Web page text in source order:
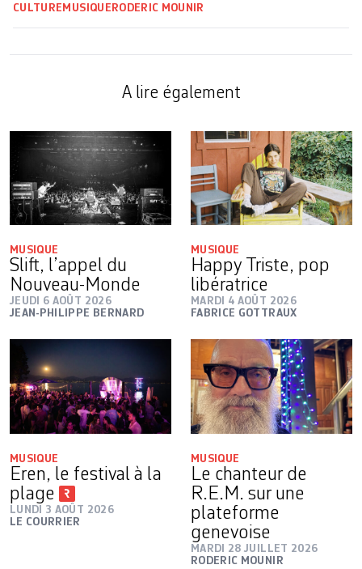
CULTURE MUSIQUE RODERIC MOUNIR
A lire également
MUSIQUE
Slift, l’appel du
Nouveau-Monde
JEUDI 6 AOÛT 2026
JEAN-PHILIPPE BERNARD
MUSIQUE
Happy Triste, pop
libératrice
MARDI 4 AOÛT 2026
FABRICE GOTTRAUX
MUSIQUE
Eren, le festival à la
plage
LUNDI 3 AOÛT 2026
LE COURRIER
MUSIQUE
Le chanteur de
R.E.M. sur une
plateforme
genevoise
MARDI 28 JUILLET 2026
RODERIC MOUNIR